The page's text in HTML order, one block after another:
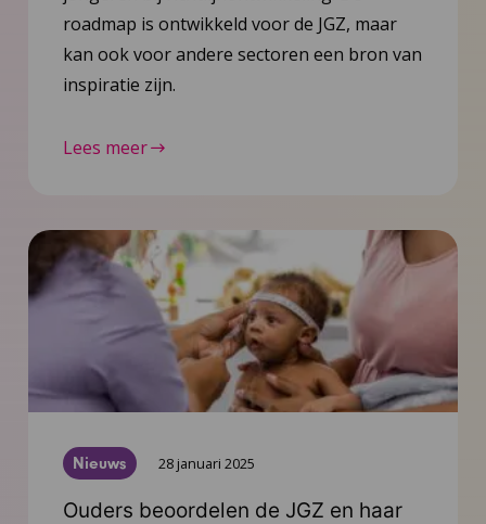
roadmap is ontwikkeld voor de JGZ, maar
kan ook voor andere sectoren een bron van
inspiratie zijn.
Lees meer
Nieuws 28 januari 2025
Ouders beoordelen de JGZ en haar